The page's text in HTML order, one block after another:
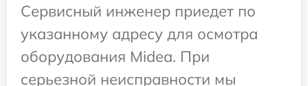
Сервисный инженер приедет по
указанному адресу для осмотра
оборудования Midea. При
серьезной неисправности мы